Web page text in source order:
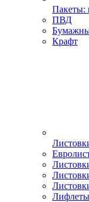
Пакеты:
ПВД
Крафт
Лифлеты